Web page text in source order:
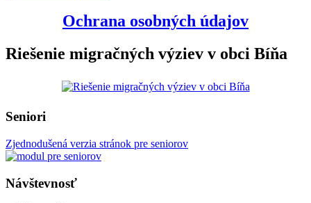
Ochrana osobných údajov
Riešenie migračných výziev v obci Bíňa
Seniori
Zjednodušená verzia stránok pre seniorov
Návštevnosť